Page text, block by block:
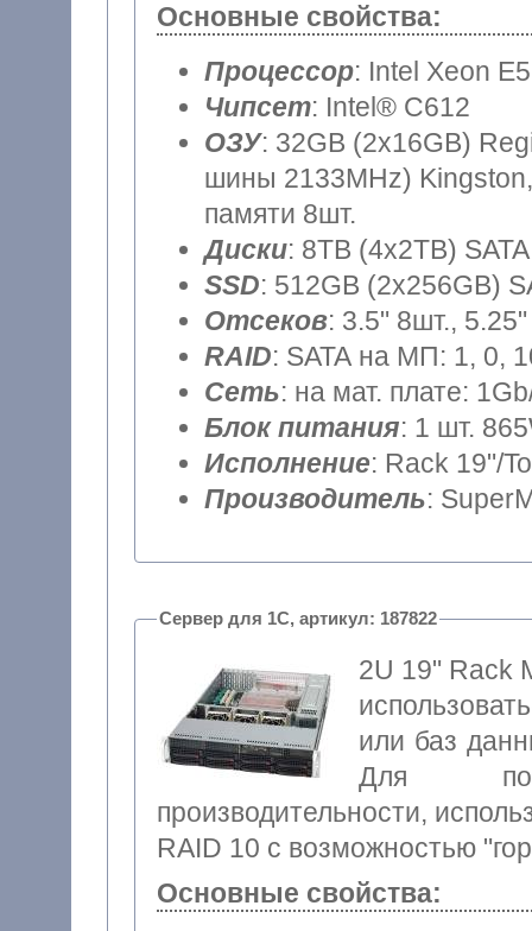
Основные свойства:
Процессор: Intel Xeon
Чипсет: Intel® C612
ОЗУ: 32GB (2x16GB)
шины 2133MHz)
памяти 8шт.
Диски: 8TB (4x2TB)
SSD: 512GB (2x256GB)
Отсеков: 3.5" 8шт.,
RAID: SATA на МП: 1, 0,
Сеть: на мат. плате:
Блок питания: 1 шт.
Исполнение: Rack 19"/
Производитель:
Сервер для 1С, артикул: 187822
2U 19" Rack
или баз
Для
производительности,
RAID 10 с возможностью
Основные свойства: